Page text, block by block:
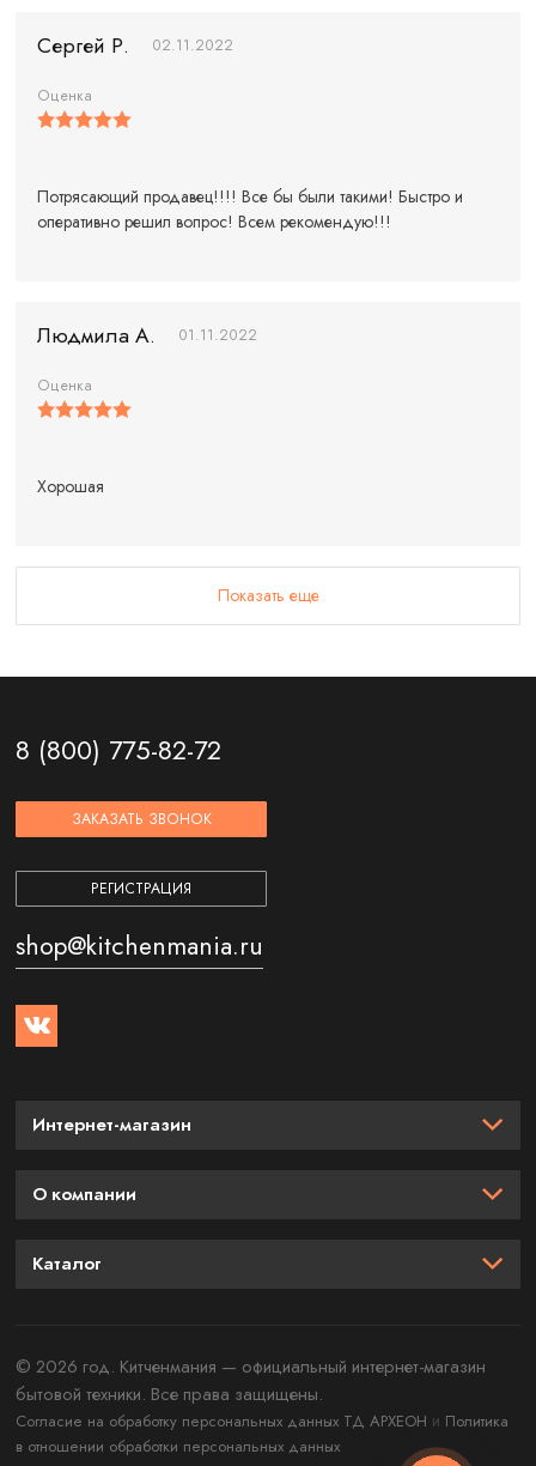
Сергей Р. 02.11.2022
Оценка
Потрясающий продавец!!!! Все бы были такими! Быстро и
оперативно решил вопрос! Всем рекомендую!!!
Людмила А. 01.11.2022
Оценка
Хорошая
Показать еще
8 (800) 775-82-72
ЗАКАЗАТЬ ЗВОНОК
РЕГИСТРАЦИЯ
shop@kitchenmania.ru
Интернет-магазин
О компании
Каталог
© 2026 год. Китченмания — официальный интернет-магазин
бытовой техники. Все права защищены.
Согласие на обработку персональных данных ТД АРХЕОН и Политика
в отношении обработки персональных данных